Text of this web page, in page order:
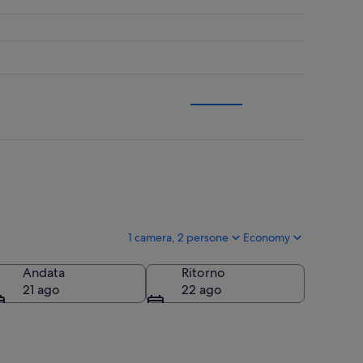
1 camera, 2 persone Economy
Andata
21 ago
Ritorno
22 ago